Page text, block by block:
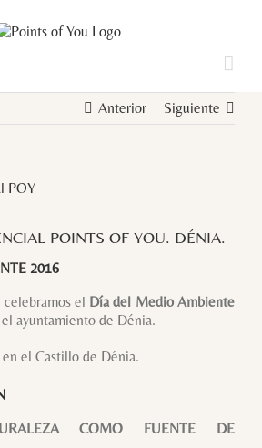
Anterior Siguiente
POINTS OF YOU. DÉNIA.
2016
el Día del Medio Ambiente
ayuntamiento de Dénia.
el Castillo de Dénia.
COMO FUENTE DE